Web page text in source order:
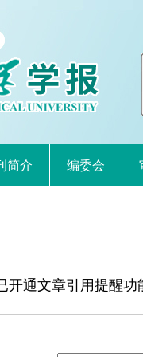
简介 编委会
开通文章引用提醒